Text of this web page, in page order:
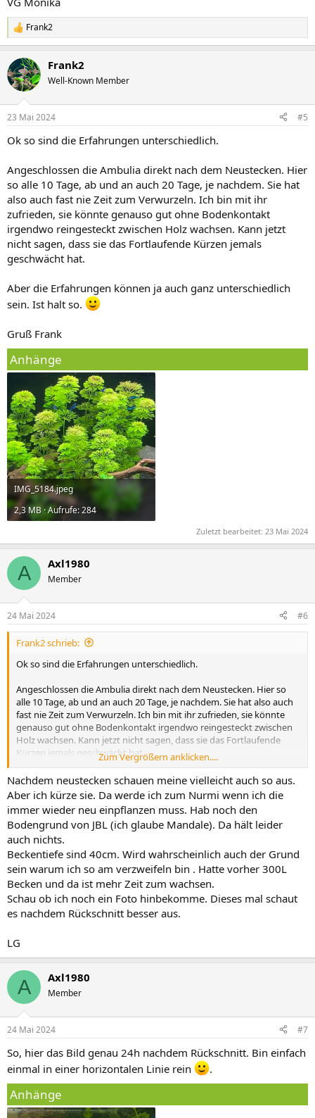
R
e
k
t
i
e
:
Frank2
Frank2
Well-Known Member
23 Mai 2024 #5
Ok so sind die Erfahrungen unterschiedlich.
Angeschlossen die Ambulia direkt nach dem Neustecken. Hier
so alle 10 Tage, ab und an auch 20 Tage, je nachdem. Sie hat
also auch fast nie Zeit zum Verwurzeln. Ich bin mit ihr
zufrieden, sie könnte genauso gut ohne Bodenkontakt
irgendwo reingesteckt zwischen Holz wachsen. Kann jetzt
nicht sagen, dass sie das Fortlaufende Kürzen jemals
geschwächt hat.
Aber die Erfahrungen können ja auch ganz unterschiedlich
sein. Ist halt so.
Gruß Frank
Anhänge
IMG_5184.jpeg
2,3 MB · Aufrufe: 284
Zuletzt bearbeitet: 23 Mai 2024
A Axl1980
Member
24 Mai 2024 #6
Frank2 schrieb:
Ok so sind die Erfahrungen unterschiedlich.
Angeschlossen die Ambulia direkt nach dem Neustecken. Hier so
alle 10 Tage, ab und an auch 20 Tage, je nachdem. Sie hat also auch
fast nie Zeit zum Verwurzeln. Ich bin mit ihr zufrieden, sie könnte
genauso gut ohne Bodenkontakt irgendwo reingesteckt zwischen
Holz wachsen. Kann jetzt nicht sagen, dass sie das Fortlaufende
Kürzen jemals geschwächt hat.
Aber die Erfahrungen können ja auch ganz unterschiedlich sein. Ist
halt so.
Gruß Frank
Zum Vergrößern anklicken....
Nachdem neustecken schauen meine vielleicht auch so aus.
Aber ich kürze sie. Da werde ich zum Nurmi wenn ich die
immer wieder neu einpflanzen muss. Hab noch den
Bodengrund von JBL (ich glaube Mandale). Da hält leider
auch nichts.
Beckentiefe sind 40cm. Wird wahrscheinlich auch der Grund
sein warum ich so am verzweifeln bin . Hatte vorher 300L
Becken und da ist mehr Zeit zum wachsen.
Schau ob ich noch ein Foto hinbekomme. Dieses mal schaut
es nachdem Rückschnitt besser aus.
LG
A Axl1980
Member
24 Mai 2024 #7
So, hier das Bild genau 24h nachdem Rückschnitt. Bin einfach
einmal in einer horizontalen Linie rein
.
Anhänge